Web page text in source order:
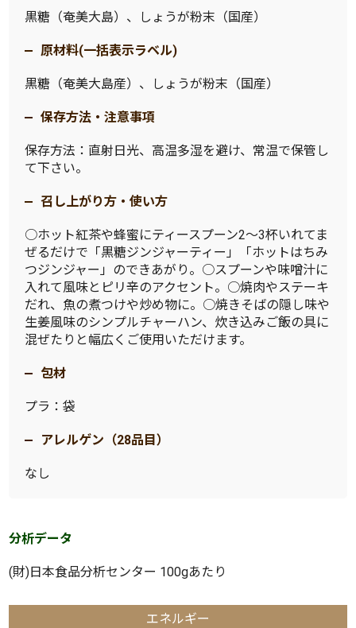
黒糖（奄美大島）、しょうが粉末（国産）
原材料(一括表示ラベル)
黒糖（奄美大島産）、しょうが粉末（国産）
保存方法・注意事項
保存方法：直射日光、高温多湿を避け、常温で保管し
て下さい。
召し上がり方・使い方
○ホット紅茶や蜂蜜にティースプーン2〜3杯いれてま
ぜるだけで「黒糖ジンジャーティー」「ホットはちみ
つジンジャー」のできあがり。○スプーンや味噌汁に
入れて風味とピリ辛のアクセント。○焼肉やステーキ
だれ、魚の煮つけや炒め物に。○焼きそばの隠し味や
生姜風味のシンプルチャーハン、炊き込みご飯の具に
混ぜたりと幅広くご使用いただけます。
包材
プラ：袋
アレルゲン（28品目）
なし
分析データ
(財)日本食品分析センター 100gあたり
エネルギー